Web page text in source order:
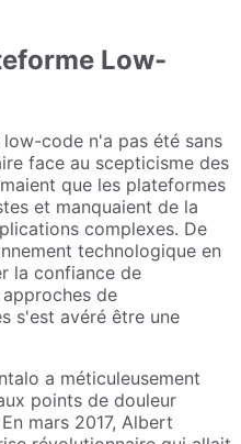
Low-
code n'a pas été sans
face au scepticisme des
que les plateformes
et manquaient de la
complexes. De
technologique en
la confiance de
de
s'est avéré être une
a méticuleusement
points de douleur
mars 2017, Albert